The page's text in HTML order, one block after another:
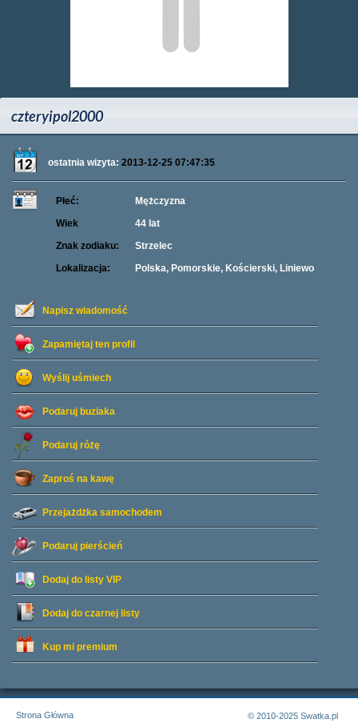
czteryipol2000
ostatnia wizyta: 2013-12-25 07:47:35
Napisz wiadomość
Zapamiętaj ten profil
Wyślij uśmiech
Podaruj buziaka
Podaruj różę
Zaproś na kawę
Przejażdżka samochodem
Podaruj pierścień
Dodaj do listy VIP
Dodaj do czarnej listy
Kup mi premium
Płeć:
Mężczyzna
Wiek
44 lat
Znak zodiaku:
Strzelec
Lokalizacja:
Polska, Pomorskie, Kościerski, Liniewo
Strona Główna
© 2010-2025 Swatka.pl